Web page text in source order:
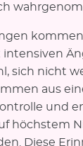
sich nicht
aus
und
höchstem
Diese